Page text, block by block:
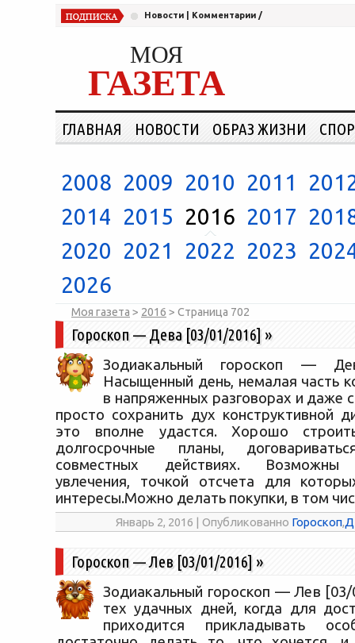
Новости Комментарии /
МОЯ
ГАЗЕТА
ГЛАВНАЯ НОВОСТИ ОБРАЗ ЖИЗНИ
2008 2009 2010 2011
2014 2015 2016 2017
2020 2021 2022 2023
2026
Моя газета > 2016 > Страница 702
Гороскоп — Дева [03/01/2016] »
Зодиакальный гороскоп —
Насыщенный день, немалая часть
в напряженных разговорах и даже
просто сохранить дух конструктивной
это вполне удастся. Хорошо
долгосрочные планы,
совместных действиях. Возможны
увлечения, точкой отсчета для
интересы.Можно делать покупки, в том
Январь 2, 2016 | Опубликованно Гороскоп,
Гороскоп — Лев [03/01/2016] »
Зодиакальный гороскоп — Лев
тех удачных дней, когда для
приходится прикладывать